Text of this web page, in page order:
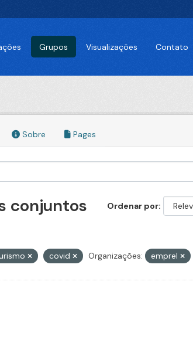
Grupos Visualizações Contato
Sobre Pages
Ordenar por
conjuntos
covid Organizações: emprel